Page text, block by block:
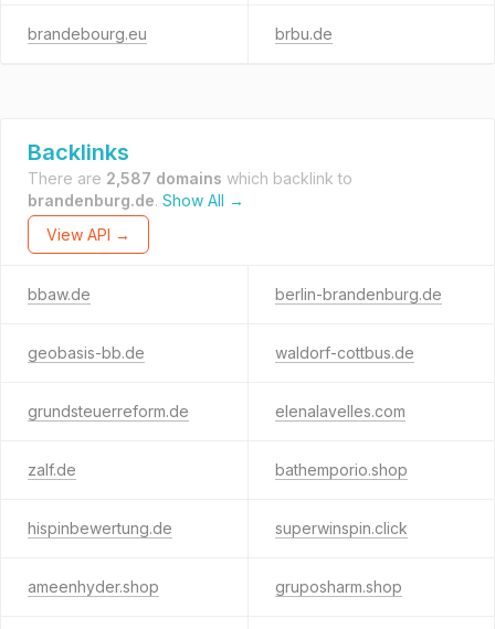
brandebourg.eu brbu.de
Backlinks
There are 2,587 domains which backlink to
brandenburg.de. Show All →
View API →
bbaw.de berlin-brandenburg.de
geobasis-bb.de waldorf-cottbus.de
grundsteuerreform.de elenalavelles.com
zalf.de bathemporio.shop
hispinbewertung.de superwinspin.click
ameenhyder.shop gruposharm.shop